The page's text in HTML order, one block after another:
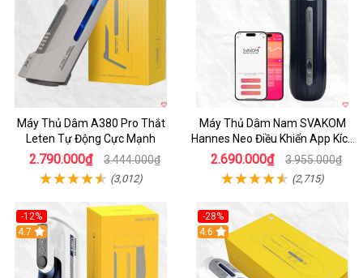
Máy Thủ Dâm A380 Pro Thắt
Leten Tự Động Cực Mạnh
2.790.000₫ 3.444.000₫
(3,012)
Máy Thủ Dâm Nam SVAKOM
Hannes Neo Điều Khiển App Kích
Thích
2.690.000₫ 3.955.000₫
(2,715)
-12%
Hot
4.7
-28%
Hot
4.6